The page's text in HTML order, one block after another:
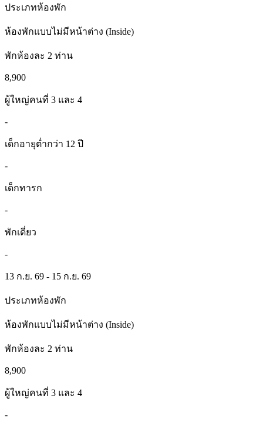
ประเภทห้องพัก
ห้องพักแบบไม่มีหน้าต่าง (Inside)
พักห้องละ 2 ท่าน
8,900
ผู้ใหญ่คนที่ 3 และ 4
-
เด็กอายุต่ำกว่า 12 ปี
-
เด็กทารก
-
พักเดี่ยว
-
13 ก.ย. 69 - 15 ก.ย. 69
ประเภทห้องพัก
ห้องพักแบบไม่มีหน้าต่าง (Inside)
พักห้องละ 2 ท่าน
8,900
ผู้ใหญ่คนที่ 3 และ 4
-